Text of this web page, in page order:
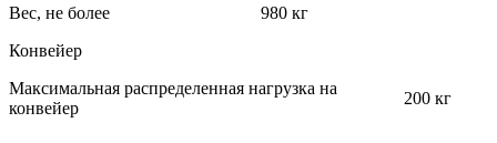
Вес, не более
980 кг
Конвейер
Максимальная распределенная нагрузка на
конвейер
200 кг